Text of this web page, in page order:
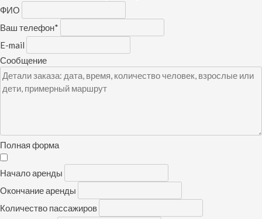
ФИО
Ваш телефон*
E-mail
Сообщение
Полная форма
Начало аренды
Окончание аренды
Количество пассажиров